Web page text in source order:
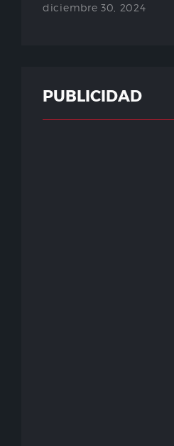
diciembre 30, 2024
PUBLICIDAD